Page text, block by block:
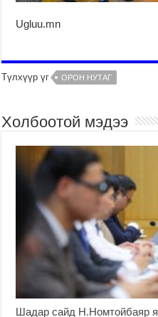
Ugluu.mn
Түлхүүр үг ОРОН НУТАГ
Холбоотой мэдээ
Шадар сайд Н.Номтойбаяр